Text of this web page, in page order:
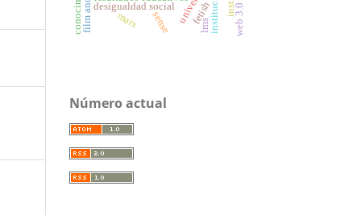
desigualdad social fetish
marx lms web 3.0
sense
Número actual